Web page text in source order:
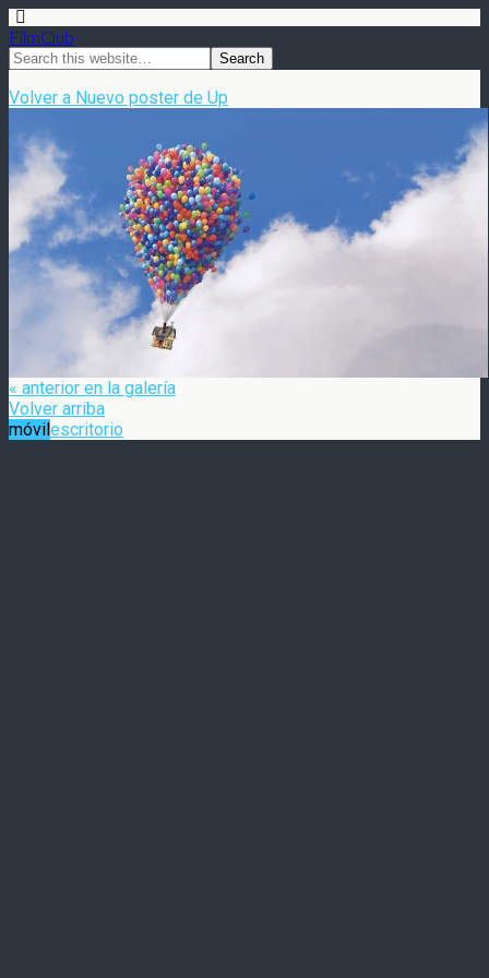
FilmClub
Volver a Nuevo poster de Up
« anterior en la galería
Volver arriba
móvilescritorio